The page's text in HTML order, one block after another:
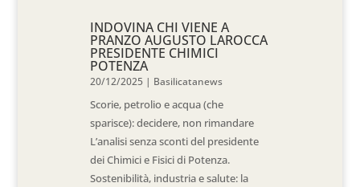
INDOVINA CHI VIENE A
PRANZO AUGUSTO LAROCCA
PRESIDENTE CHIMICI
POTENZA
20/12/2025 | Basilicatanews
Scorie, petrolio e acqua (che
sparisce): decidere, non rimandare
L’analisi senza sconti del presidente
dei Chimici e Fisici di Potenza.
Sostenibilità, industria e salute: la